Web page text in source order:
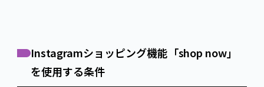
Instagramショッピング機能「shop now」
を使用する条件